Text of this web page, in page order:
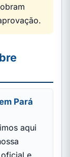
Pará
aqui
e